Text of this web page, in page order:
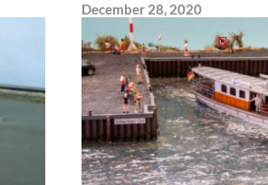
December 28, 2020